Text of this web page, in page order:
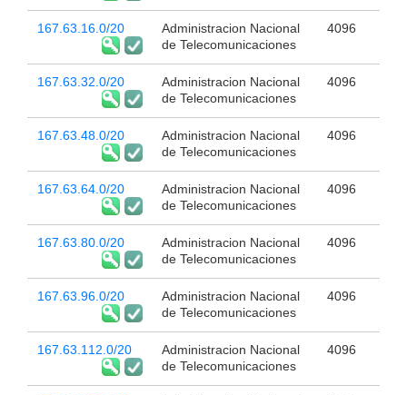
167.63.16.0/20
Administracion Nacional
de Telecomunicaciones
4096
167.63.32.0/20
Administracion Nacional
de Telecomunicaciones
4096
167.63.48.0/20
Administracion Nacional
de Telecomunicaciones
4096
167.63.64.0/20
Administracion Nacional
de Telecomunicaciones
4096
167.63.80.0/20
Administracion Nacional
de Telecomunicaciones
4096
167.63.96.0/20
Administracion Nacional
de Telecomunicaciones
4096
167.63.112.0/20
Administracion Nacional
de Telecomunicaciones
4096